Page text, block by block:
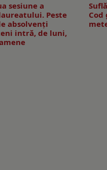
sesiune a
Peste
absolvenţi
intră, de luni,